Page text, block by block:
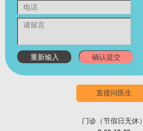
直接问医生
门诊（节假日无休）